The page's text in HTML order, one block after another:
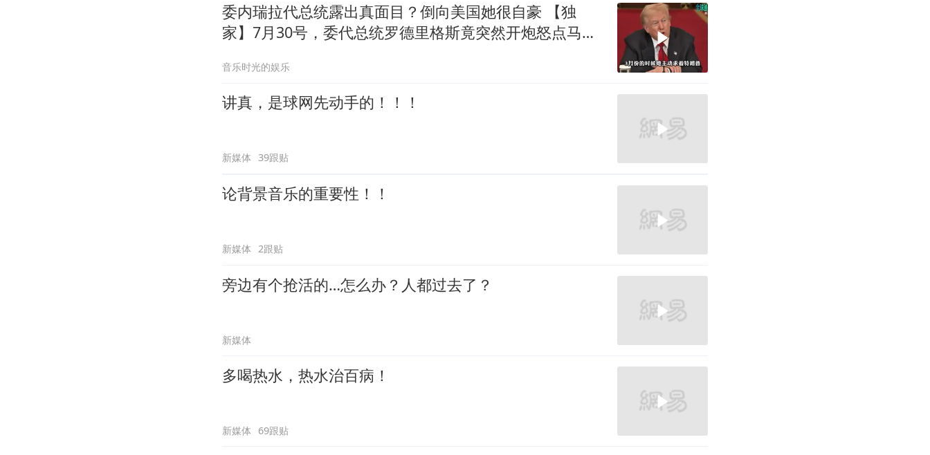
委内瑞拉代总统露出真面目？倒向美国她很自豪 【独
家】7月30号，委代总统罗德里格斯竟突然开炮怒点马杜
音乐时光的娱乐
讲真，是球网先动手的！！！
新媒体 39跟贴
论背景音乐的重要性！！
新媒体 2跟贴
旁边有个抢活的…怎么办？人都过去了？
新媒体
多喝热水，热水治百病！
新媒体 69跟贴